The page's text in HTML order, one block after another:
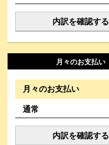
内訳を確認する
月々のお支払い
月々のお支払い
通常
内訳を確認する